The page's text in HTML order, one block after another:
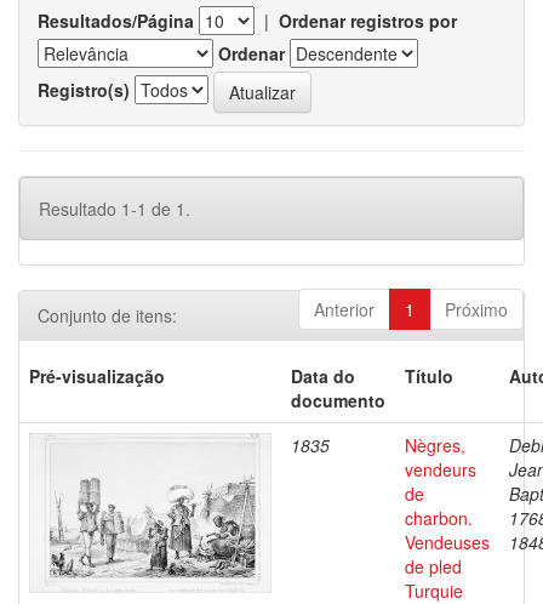
Resultados/Página | Ordenar registros por
Ordenar
Registro(s)
Resultado 1-1 de 1.
Anterior 1 Próximo
Conjunto de itens:
Pré-visualização
Data do
documento
Título
1835
Nègres,
vendeurs
de
charbon.
Vendeuses
de pled
Turquie